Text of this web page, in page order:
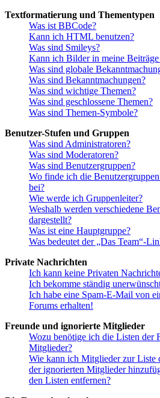
Textformatierung und Thementypen
Was ist BBCode?
Kann ich HTML benutzen?
Was sind Smileys?
Kann ich Bilder in meine
Was sind globale
Was sind Bekanntmachungen?
Was sind wichtige Themen?
Was sind geschlossene Themen?
Was sind Themen-Symbole?
Benutzer-Stufen und Gruppen
Was sind Administratoren?
Was sind Moderatoren?
Was sind Benutzergruppen?
Wo finde ich die
bei?
Wie werde ich Gruppenleiter?
Weshalb werden verschiedene
dargestellt?
Was ist eine Hauptgruppe?
Was bedeutet der „Das Team“-
Private Nachrichten
Ich kann keine Privaten
Ich bekomme ständig
Ich habe eine Spam-E-Mail von
Forums erhalten!
Freunde und ignorierte Mitglieder
Wozu benötige ich die Listen der
Mitglieder?
Wie kann ich Mitglieder zur Liste
der ignorierten Mitglieder
den Listen entfernen?